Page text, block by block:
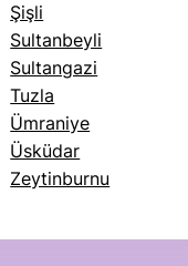
Şişli
Sultanbeyli
Sultangazi
Tuzla
Ümraniye
Üsküdar
Zeytinburnu